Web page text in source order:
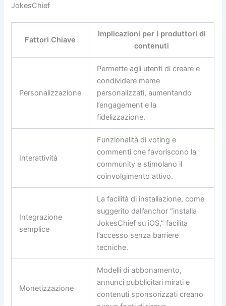
JokesChief
Fattori Chiave
Implicazioni per i produttori di
contenuti
Personalizzazione
Permette agli utenti di creare e
condividere meme
personalizzati, aumentando
l’engagement e la
fidelizzazione.
Interattività
Funzionalità di voting e
commenti che favoriscono la
community e stimolano il
coinvolgimento attivo.
Integrazione
semplice
La facilità di installazione, come
suggerito dall’anchor “installa
JokesChief su iOS,” facilita
l’accesso senza barriere
tecniche.
Monetizzazione
Modelli di abbonamento,
annunci pubblicitari mirati e
contenuti sponsorizzati creano